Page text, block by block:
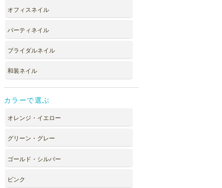
オフィスネイル
パーティネイル
ブライダルネイル
和装ネイル
カラーで選ぶ
オレンジ・イエロー
グリーン・グレー
ゴールド・シルバー
ピンク